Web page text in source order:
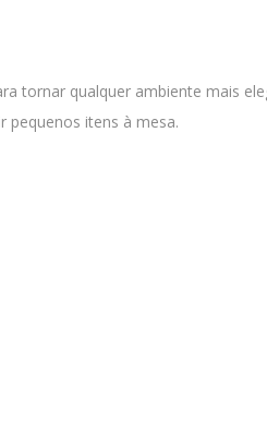
tornar qualquer ambiente mais
pequenos itens à mesa.